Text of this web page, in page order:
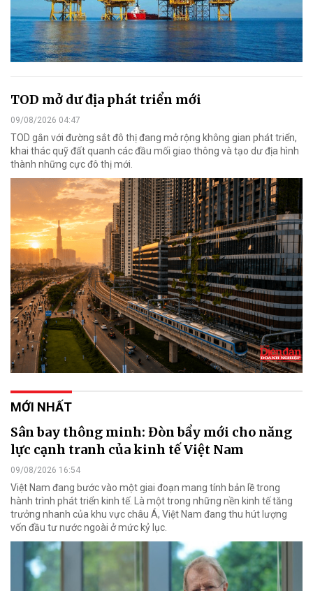
TOD mở dư địa phát triển mới
09/08/2026 04:47
TOD gắn với đường sắt đô thị đang mở rộng không gian phát triển,
khai thác quỹ đất quanh các đầu mối giao thông và tạo dư địa hình
thành những cực đô thị mới.
MỚI NHẤT
Sân bay thông minh: Đòn bẩy mới cho năng
lực cạnh tranh của kinh tế Việt Nam
09/08/2026 16:54
Việt Nam đang bước vào một giai đoạn mang tính bản lề trong
hành trình phát triển kinh tế. Là một trong những nền kinh tế tăng
trưởng nhanh của khu vực châu Á, Việt Nam đang thu hút lượng
vốn đầu tư nước ngoài ở mức kỷ lục.